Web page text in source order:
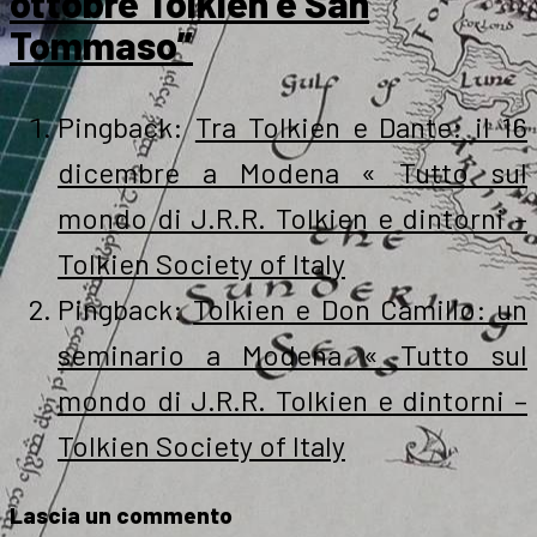
Tommaso”
Pingback:Tra Tolkien e Dante: il 16
dicembre a Modena « Tutto sul
mondo di J.R.R. Tolkien e dintorni –
Tolkien Society of Italy
Pingback:Tolkien e Don Camillo: un
seminario a Modena « Tutto sul
mondo di J.R.R. Tolkien e dintorni –
Tolkien Society of Italy
Lascia un commento